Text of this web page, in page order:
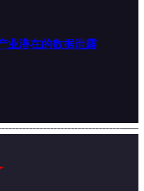
业潜在的数据泄露